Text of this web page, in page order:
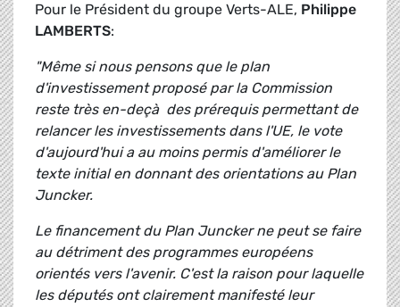
Pour le Président du groupe Verts-ALE, Philippe
LAMBERTS:
"Même si nous pensons que le plan
d'investissement proposé par la Commission
reste très en-deçà des prérequis permettant de
relancer les investissements dans l'UE, le vote
d'aujourd'hui a au moins permis d'améliorer le
texte initial en donnant des orientations au Plan
Juncker.
Le financement du Plan Juncker ne peut se faire
au détriment des programmes européens
orientés vers l'avenir. C'est la raison pour laquelle
les députés ont clairement manifesté leur